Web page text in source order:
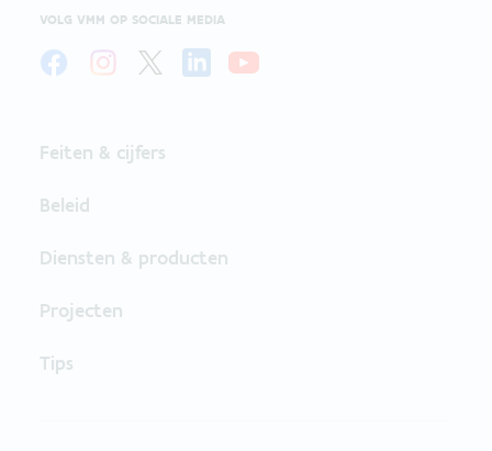
VOLG VMM OP SOCIALE MEDIA
Feiten & cijfers
Beleid
Diensten & producten
Projecten
Tips